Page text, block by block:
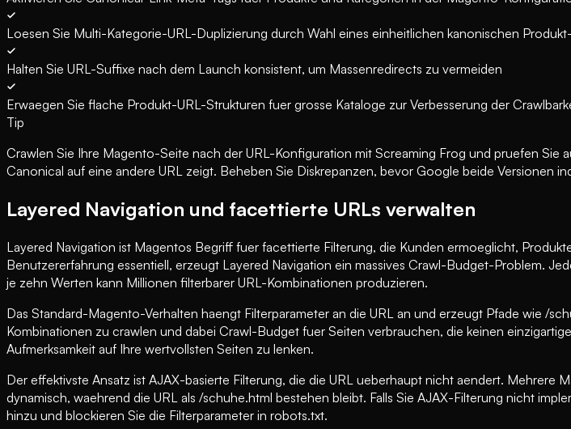
Loesen Sie Multi-Kategorie-URL-Duplizierung durch Wahl eines einheitlichen kanonischen
Halten Sie URL-Suffixe nach dem Launch konsistent, um Massenredirects zu vermeiden
Erwaegen Sie flache Produkt-URL-Strukturen fuer grosse Kataloge zur Verbesserung der
Tip
Crawlen Sie Ihre Magento-Seite nach der URL-Konfiguration mit Screaming Frog und pruefen
Canonical auf eine andere URL zeigt. Beheben Sie Diskrepanzen, bevor Google beide Versionen
Layered Navigation und facettierte URLs verwalten
Layered Navigation ist Magentos Begriff fuer facettierte Filterung, die Kunden ermoeglicht,
Benutzererfahrung essentiell, erzeugt Layered Navigation ein massives Crawl-Budget-Problem.
je zehn Werten kann Millionen filterbarer URL-Kombinationen produzieren.
Das Standard-Magento-Verhalten haengt Filterparameter an die URL an und erzeugt Pfade wie /
Kombinationen zu crawlen und dabei Crawl-Budget fuer Seiten verbrauchen, die keinen
Aufmerksamkeit auf Ihre wertvollsten Seiten zu lenken.
Der effektivste Ansatz ist AJAX-basierte Filterung, die die URL ueberhaupt nicht aendert.
dynamisch, waehrend die URL als /schuhe.html bestehen bleibt. Falls Sie AJAX-Filterung nicht
hinzu und blockieren Sie die Filterparameter in robots.txt.